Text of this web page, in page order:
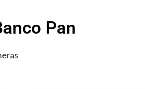
Pan